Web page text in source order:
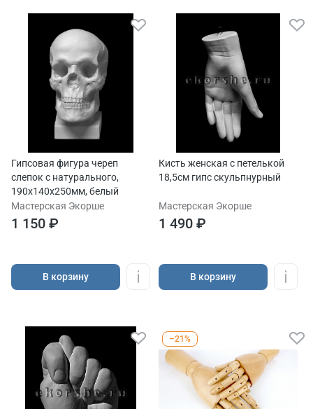
Гипсовая фигура череп
слепок с натурального,
190х140х250мм, белый
Мастерская Экорше
1 150 ₽
В корзину
Кисть женская с петелькой
18,5см гипс скульпнурный
Мастерская Экорше
1 490 ₽
В корзину
–21%